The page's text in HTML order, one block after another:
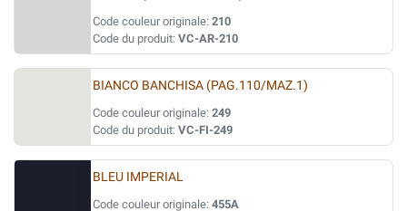
Code couleur originale: 210
Code du produit: VC-AR-210
BIANCO BANCHISA (PAG.110/MAZ.1)
Code couleur originale: 249
Code du produit: VC-FI-249
BLEU IMPERIAL
Code couleur originale: 455A